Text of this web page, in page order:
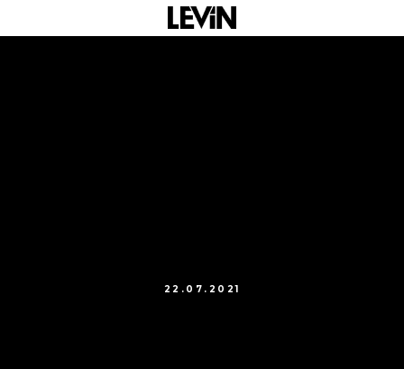
22.07.2021